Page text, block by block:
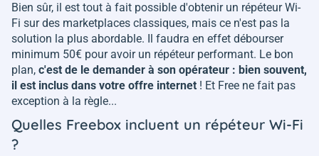
Bien sûr, il est tout à fait possible d'obtenir un répéteur Wi-
Fi sur des marketplaces classiques, mais ce n'est pas la
solution la plus abordable. Il faudra en effet débourser
minimum 50€ pour avoir un répéteur performant. Le bon
plan, c'est de le demander à son opérateur : bien souvent,
il est inclus dans votre offre internet ! Et Free ne fait pas
exception à la règle...
Quelles Freebox incluent un répéteur Wi-Fi
?